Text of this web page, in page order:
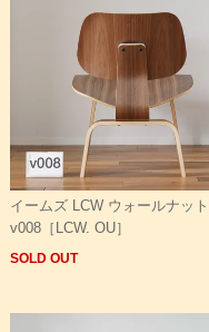
イームズ LCW ウォールナット
v008［LCW. OU］
SOLD OUT